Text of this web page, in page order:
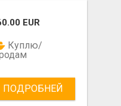
EUR
Куплю/
ПОДРОБНЕЙ